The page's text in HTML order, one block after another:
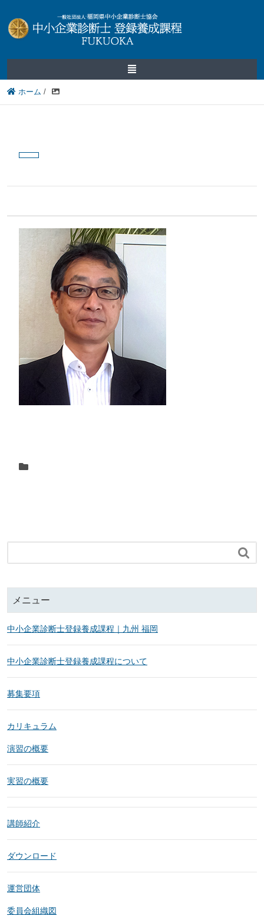
ホーム /

メニュー
中小企業診断士登録養成課程｜九州 福岡
中小企業診断士登録養成課程について
募集要項
カリキュラム
演習の概要
実習の概要
講師紹介
ダウンロード
運営団体
委員会組織図